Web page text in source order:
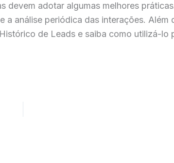
devem adotar algumas melhores
análise periódica das interações. Além
de Leads e saiba como utilizá-lo